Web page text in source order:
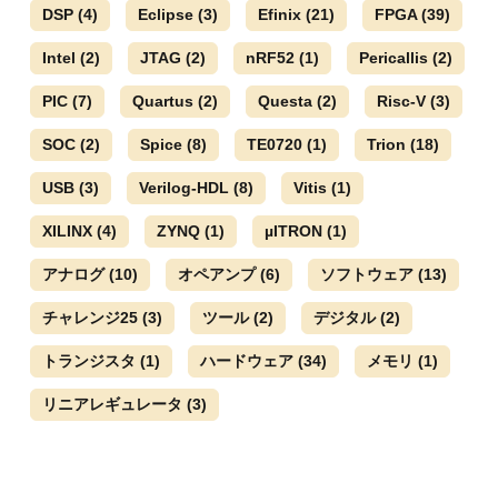
DSP (4) Eclipse (3) Efinix (21) FPGA(39)
Intel (2) JTAG (2) nRF52 (1) Pericallis (2)
PIC (7) Quartus (2) Questa (2) Risc-V (3)
SOC (2) Spice (8) TE0720 (1) Trion (18)
USB (3) Verilog-HDL (8) Vitis (1)
XILINX (4) ZYNQ (1) µITRON (1)
アナログ(10) オペアンプ(6) ソフトウェア (13)
チャレンジ25 (3) ツール(2) デジタル(2)
トランジスタ (1) ハードウェア (34) メモリ (1)
リニアレギュレータ (3)